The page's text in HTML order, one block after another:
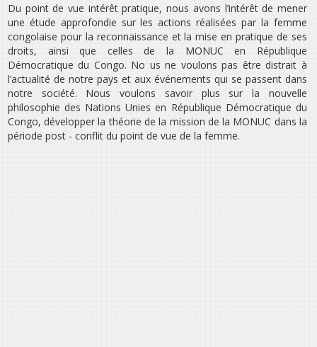
Du point de vue intérêt pratique, nous avons l’intérêt de mener
une étude approfondie sur les actions réalisées par la femme
congolaise pour la reconnaissance et la mise en pratique de ses
droits, ainsi que celles de la MONUC en République
Démocratique du Congo. No us ne voulons pas être distrait à
l’actualité de notre pays et aux événements qui se passent dans
notre société. Nous voulons savoir plus sur la nouvelle
philosophie des Nations Unies en République Démocratique du
Congo, développer la théorie de la mission de la MONUC dans la
période post - conflit du point de vue de la femme.